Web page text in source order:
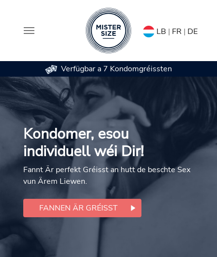
Skip to main content
LB | FR | DE
Verfügbar a 7 Kondomgréissten
Kondomer, esou
individuell wéi Dir!
Fannt Är perfekt Gréisst an hutt de beschte Sex
vun Ärem Liewen.
FANNEN ÄR GRÉISST